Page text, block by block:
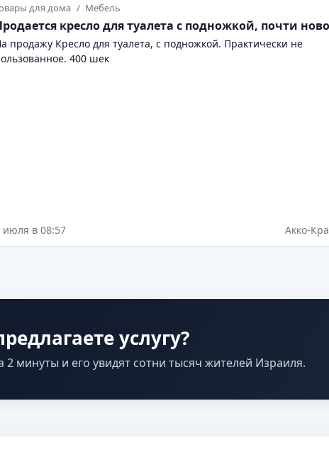
для дома Мебель
кресло для туалета с подножкой, почти
продажу Кресло для туалета, с подножкой. Практически не
400 шек
июля в 08:57 Акко-
услугу?
2 минуты и его увидят сотни тысяч жителей Израиля.